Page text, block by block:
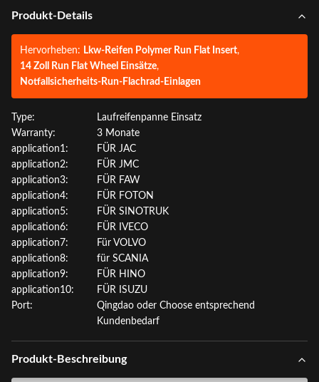
Produkt-Details
Hervorheben: Lkw-Reifen Polymer Run Flat Insert,
14 Zoll Run Flat Wheel Einsätze,
Notfallsicherheits-Run-Flachrad-Einlagen
Type:
Laufreifenpanne Einsatz
Warranty:
3 Monate
application1:
FÜR JAC
application2:
FÜR JMC
application3:
FÜR FAW
application4:
FÜR FOTON
application5:
FÜR SINOTRUK
application6:
FÜR IVECO
application7:
Für VOLVO
application8:
für SCANIA
application9:
FÜR HINO
application10:
FÜR ISUZU
Port:
Qingdao oder Choose entsprechend
Kundenbedarf
Produkt-Beschreibung